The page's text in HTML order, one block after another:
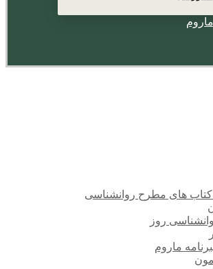
های مطرح روانشناسی
روز
ماروم